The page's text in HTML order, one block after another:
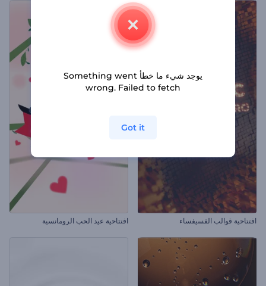
افتتاحية قوالب الفسيفساء افتتاحية عيد الحب الرومانسية
يوجد شيء ما خطأ Something went
wrong. Failed to fetch
Got it